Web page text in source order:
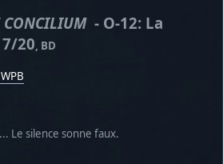
CONCILIUM - O-12: La
20, BD
Le silence sonne faux.